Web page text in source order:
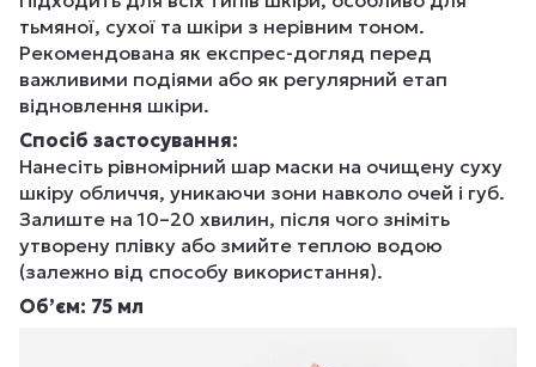
тьмяної, сухої та шкіри з нерівним тоном.
Рекомендована як експрес-догляд перед
важливими подіями або як регулярний етап
відновлення шкіри.
Спосіб застосування:
Нанесіть рівномірний шар маски на очищену суху
шкіру обличчя, уникаючи зони навколо очей і губ.
Залиште на 10–20 хвилин, після чого зніміть
утворену плівку або змийте теплою водою
(залежно від способу використання).
Об’єм: 75 мл